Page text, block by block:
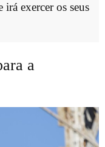
exercer os seus
a